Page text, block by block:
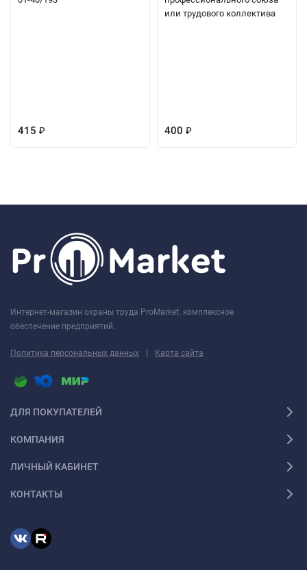
415 ₽
или трудового коллектива
400 ₽
Интернет-магазин охраны труда ProMarket: комплексное
обеспечение предприятий.
Политика персональных данных | Карта сайта
ДЛЯ ПОКУПАТЕЛЕЙ
КОМПАНИЯ
ЛИЧНЫЙ КАБИНЕТ
КОНТАКТЫ